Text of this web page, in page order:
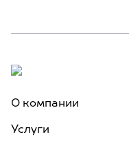
О компании
Услуги